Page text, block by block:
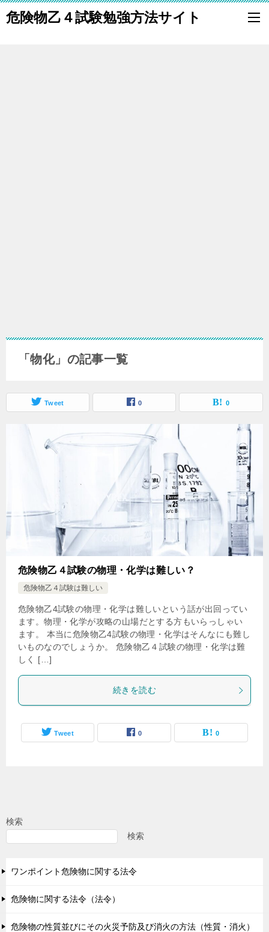
危険物乙４試験勉強方法サイト
「物化」の記事一覧
Tweet 0 0
危険物乙４試験の物理・化学は難しい？
危険物乙４試験は難しい
危険物乙4試験の物理・化学は難しいという話が出回ってい
ます。物理・化学が攻略の山場だとする方もいらっしゃい
ます。 本当に危険物乙4試験の物理・化学はそんなにも難し
いものなのでしょうか。 危険物乙４試験の物理・化学は難
しく […]
続きを読む
Tweet 0 0
検索
検索
ワンポイント危険物に関する法令
危険物に関する法令（法令）
危険物の性質並びにその火災予防及び消火の方法（性質・消火）